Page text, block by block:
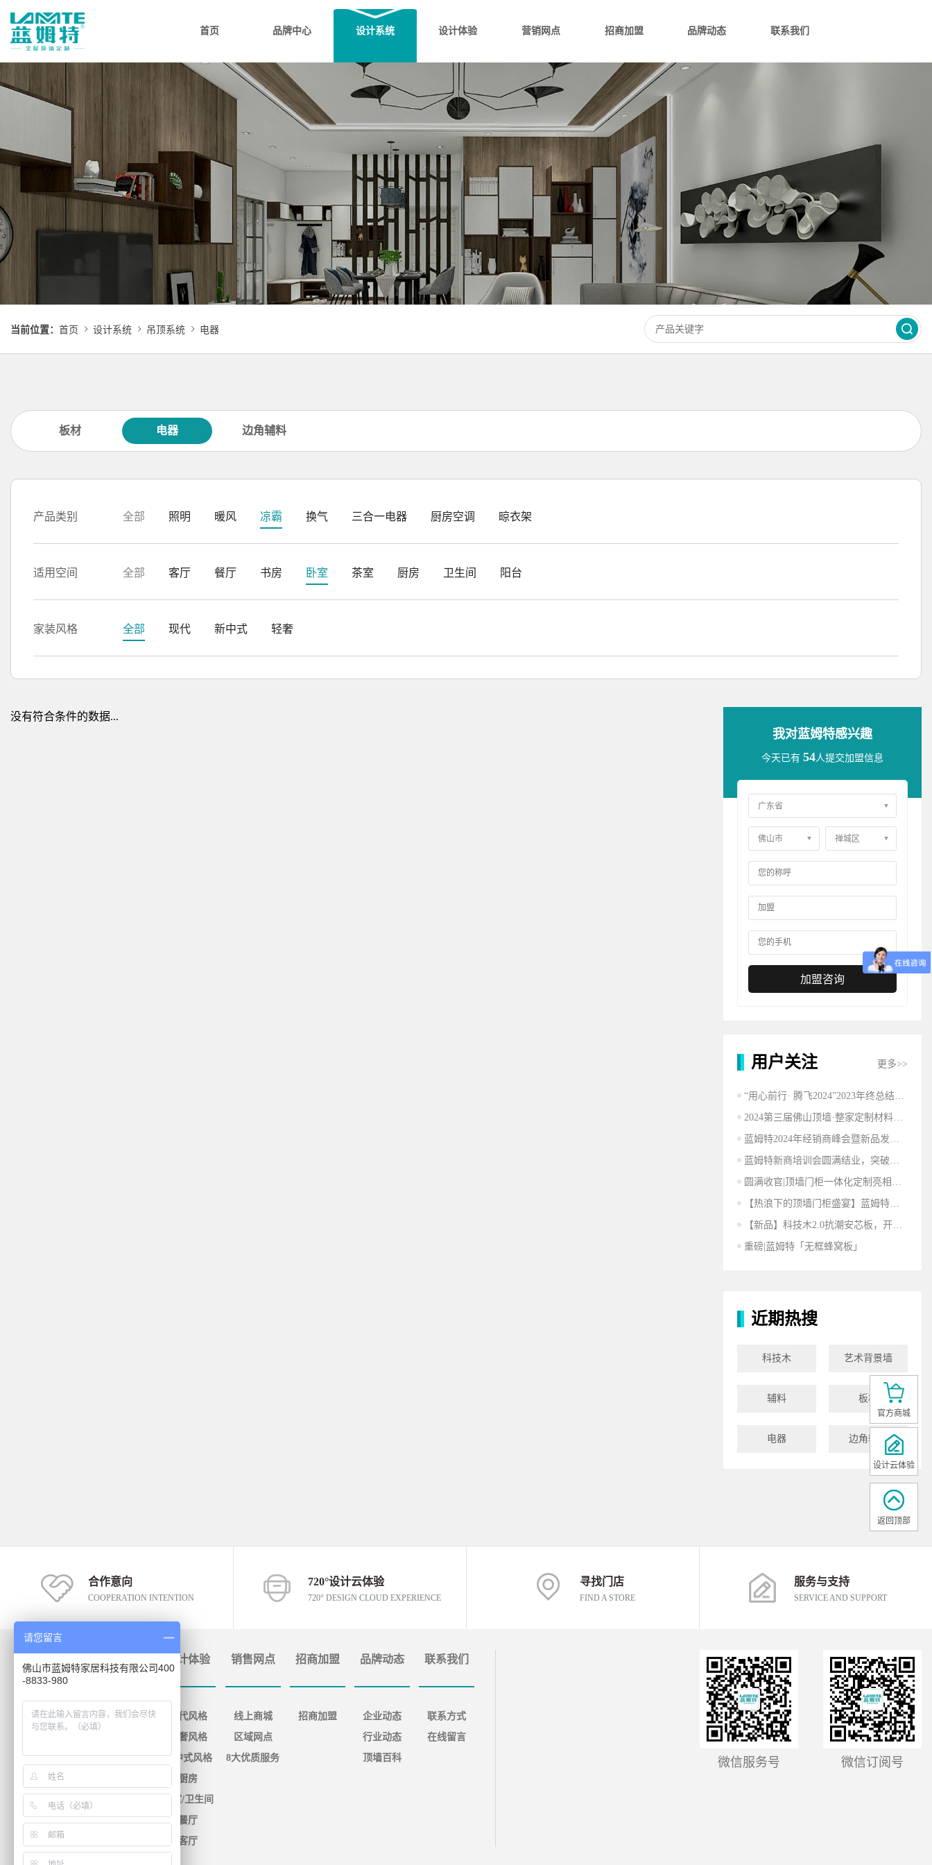
首页 品牌中心 设计系统 设计体验 营销网点 招商加盟 品牌动态 联系我们
当前位置： 首页 设计系统 吊顶系统 电器
板材 电器 边角辅料
产品类别 全部 照明 暖风 凉霸 换气 三合一电器 厨房空调 晾衣架
适用空间 全部 客厅 餐厅 书房 卧室 茶室 厨房 卫生间 阳台
家装风格 全部 现代 新中式 轻奢
没有符合条件的数据...
我对蓝姆特感兴趣
今天已有 54人提交加盟信息
加盟咨询
用户关注 更多>>
“用心前行· 腾飞2024”2023年终总结大会圆满结束
2024第三届佛山顶墙·整家定制材料展圆满成功丨蓝姆特砥砺前行,精彩不止步！
【热浪下的顶墙门柜盛宴】蓝姆特将亮相广州建博会，开启万亿整装新蓝海市场！
【新品】科技木2.0抗潮安芯板，开启健康舒居新时代！
重磅|蓝姆特「无框蜂窝板」
近期热搜
科技木 艺术背景墙
辅料 板材
电器 边角辅料
合作意向
COOPERATION INTENTION
720°设计云体验
720° DESIGN CLOUD EXPERIENCE
寻找门店
FIND A STORE
服务与支持
SERVICE AND SUPPORT
品牌介绍
品牌历程
品牌荣誉
品牌视频
团队照片
成功案例
吊顶系统
设计体验
现代风格
轻奢风格
新中式风格
厨房
浴室/卫生间
餐厅
客厅
销售网点
线上商城
区域网点
8大优质服务
招商加盟
招商加盟
品牌动态
企业动态
行业动态
顶墙百科
联系我们
联系方式
在线留言
微信服务号 微信订阅号
官方商城
设计云体验
返回顶部
请您留言
佛山市蓝姆特家居科技有限公司400
-8833-980